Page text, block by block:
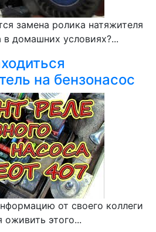
замена ролика натяжителя
в домашних условиях?...
на бензонасос
от своего коллеги
этого...